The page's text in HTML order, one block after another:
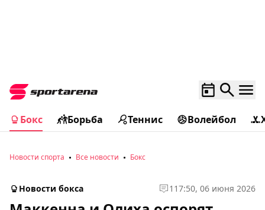
Бокс Борьба Теннис Волейбол
Новости спорта Все новости Бокс
Новости бокса 1 17:50, 06 июня 2026